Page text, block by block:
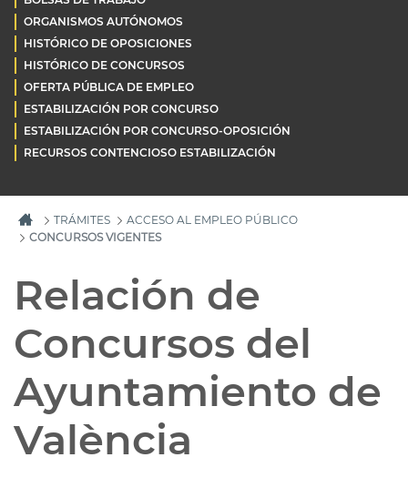
ORGANISMOS AUTÓNOMOS
HISTÓRICO DE OPOSICIONES
HISTÓRICO DE CONCURSOS
OFERTA PÚBLICA DE EMPLEO
ESTABILIZACIÓN POR CONCURSO
ESTABILIZACIÓN POR CONCURSO-OPOSICIÓN
RECURSOS CONTENCIOSO ESTABILIZACIÓN
TRÁMITES
ACCESO AL EMPLEO PÚBLICO
CONCURSOS VIGENTES
Relación de
Concursos del
Ayuntamiento de
València